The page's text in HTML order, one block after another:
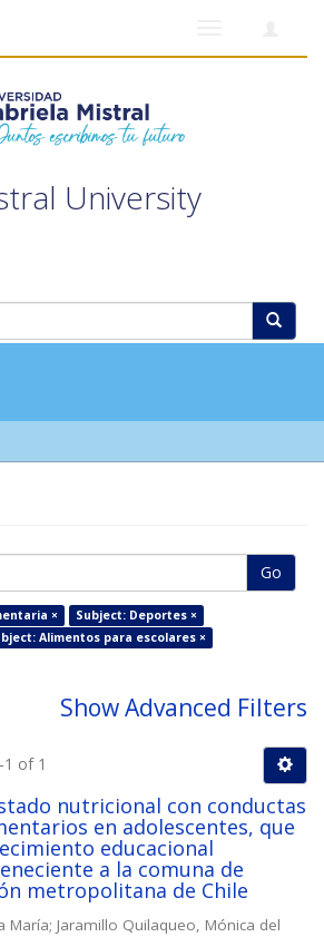
University
Go
×
Subject: Deportes ×
Alimentos para escolares ×
Show Advanced Filters
of 1
nutricional con conductas
en adolescentes, que
educacional
a la comuna de
metropolitana de Chile
María; Jaramillo Quilaqueo, Mónica del